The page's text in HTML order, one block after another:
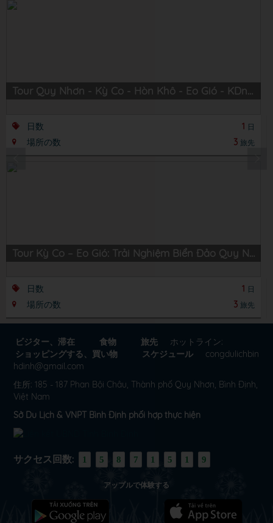
Tour Quy Nhơn - Kỳ Co - Hòn Khô - Eo Gió - KDn Trung Lương
日数 1 日
場所の数 3 旅先
Tour Kỳ Co – Eo Gió: Trải Nghiệm Biển Đảo Quy Nhơn Hùng Vĩ
日数 1 日
場所の数 3 旅先
ビジター、滞在 食物
旅先
ショッピングする、買い物
スケジュール
ホットライン:
congdulichbin
hdinh@gmail.com
住所: 185 - 187 Phan Bội Châu, Thành phố Quy Nhơn, Bình Định,
Việt Nam
Sở Du Lịch & VNPT Bình Định phối hợp thực hiện
サクセス回数: 1 5 8 7 1 5 1 9
アップルで体験する